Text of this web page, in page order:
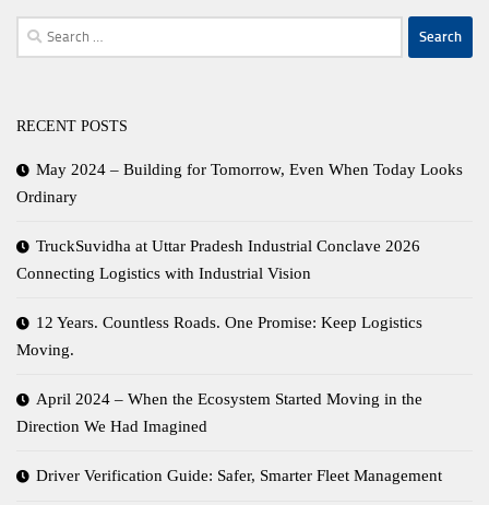
Search
for:
RECENT POSTS
May 2024 – Building for Tomorrow, Even When Today Looks
Ordinary
TruckSuvidha at Uttar Pradesh Industrial Conclave 2026
Connecting Logistics with Industrial Vision
12 Years. Countless Roads. One Promise: Keep Logistics
Moving.
April 2024 – When the Ecosystem Started Moving in the
Direction We Had Imagined
Driver Verification Guide: Safer, Smarter Fleet Management